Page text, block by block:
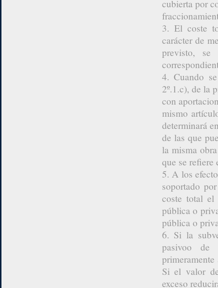
cubierta por
3. El coste
carácter de
previsto,
4. Cuando
2º.1.c), de la
con
mismo
determinará
de las que
la misma
que se refiere
5. A los
soportado
coste total
pública o
pública o
6. Si la
pasivoo de
Si el valor
exceso